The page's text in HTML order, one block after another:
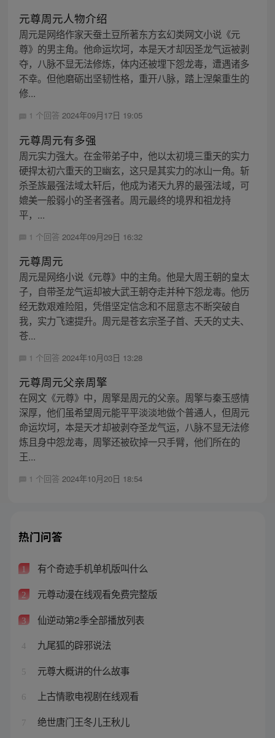
元尊周元人物介绍
周元是网络作家天蚕土豆所著东方玄幻类网文小说《元
尊》的男主角。他命运坎坷，本是天才却因圣龙气运被剥
夺，八脉不显无法修炼，体内还被埋下怨龙毒，遭遇诸多
不幸。但他磨砺出坚韧性格，重开八脉，踏上涅槃重生的
修...
1 个回答 2024年09月17日 19:05
元尊周元有多强
周元实力强大。在金带弟子中，他以太初境三重天的实力
硬捍太初六重天的卫幽玄，这只是其实力的冰山一角。斩
杀圣族最强法域太轩后，他成为诸天九界的最强法域，可
媲美一般弱小的圣者强者。周元最终的境界和祖龙持
平，...
1 个回答 2024年09月29日 16:32
元尊周元
周元是网络小说《元尊》中的主角。他是大周王朝的皇太
子，自带圣龙气运却被大武王朝夺走并种下怨龙毒。他历
经无数艰难险阻，凭借坚定信念和不屈意志不断突破自
我，实力飞速提升。周元是苍玄宗圣子首、夭夭的丈夫、
苍...
1 个回答 2024年10月03日 13:28
元尊周元父亲周擎
在网文《元尊》中，周擎是周元的父亲。周擎与秦玉感情
深厚，他们虽希望周元能平平淡淡地做个普通人，但周元
命运坎坷，本是天才却被剥夺圣龙气运，八脉不显无法修
炼且身中怨龙毒，周擎还被砍掉一只手臂，他们所在的
王...
1 个回答 2024年10月20日 18:54
热门问答
1 有个奇迹手机单机版叫什么
2 元尊动漫在线观看免费完整版
3 仙逆动第2季全部播放列表
4 九尾狐的辟邪说法
5 元尊大概讲的什么故事
6 上古情歌电视剧在线观看
7 绝世唐门王冬儿王秋儿